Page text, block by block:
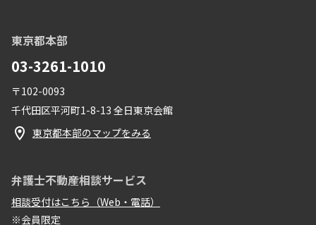
東京都本部
03-3261-1010
〒102-0093
千代田区平河町1-8-13 全日東京会館
東京都本部のマップをみる
弁護士不動産相談サービス
相談受付はこちら（Web・電話）
※会員限定